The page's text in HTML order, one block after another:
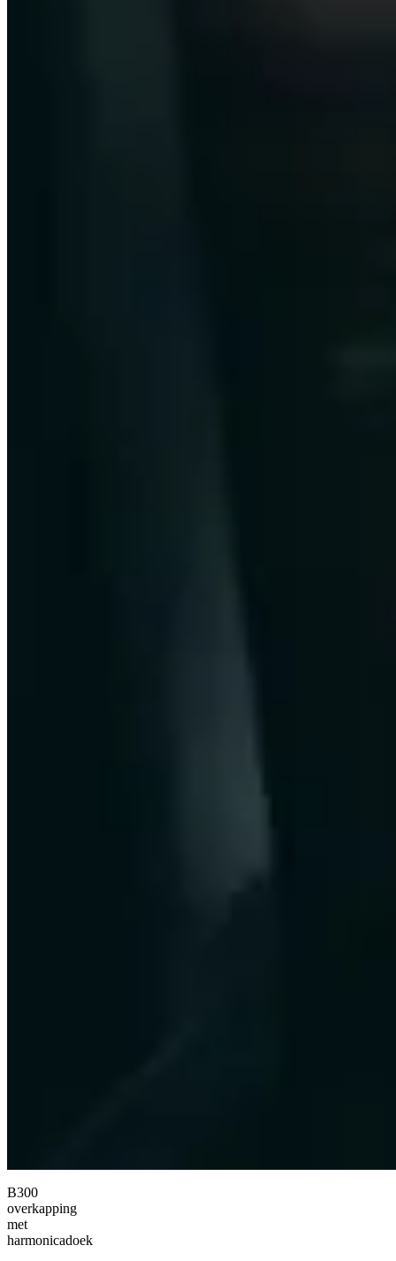
B300
overkapping
met
harmonicadoek